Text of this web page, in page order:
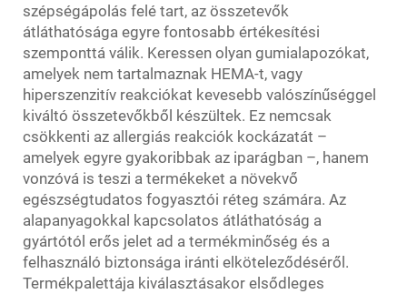
szépségápolás felé tart, az összetevők
átláthatósága egyre fontosabb értékesítési
szemponttá válik. Keressen olyan gumialapozókat,
amelyek nem tartalmaznak HEMA-t, vagy
hiperszenzitív reakciókat kevesebb valószínűséggel
kiváltó összetevőkből készültek. Ez nemcsak
csökkenti az allergiás reakciók kockázatát –
amelyek egyre gyakoribbak az iparágban –, hanem
vonzóvá is teszi a termékeket a növekvő
egészségtudatos fogyasztói réteg számára. Az
alapanyagokkal kapcsolatos átláthatóság a
gyártótól erős jelet ad a termékminőség és a
felhasználó biztonsága iránti elköteleződéséről.
Termékpalettája kiválasztásakor elsődleges